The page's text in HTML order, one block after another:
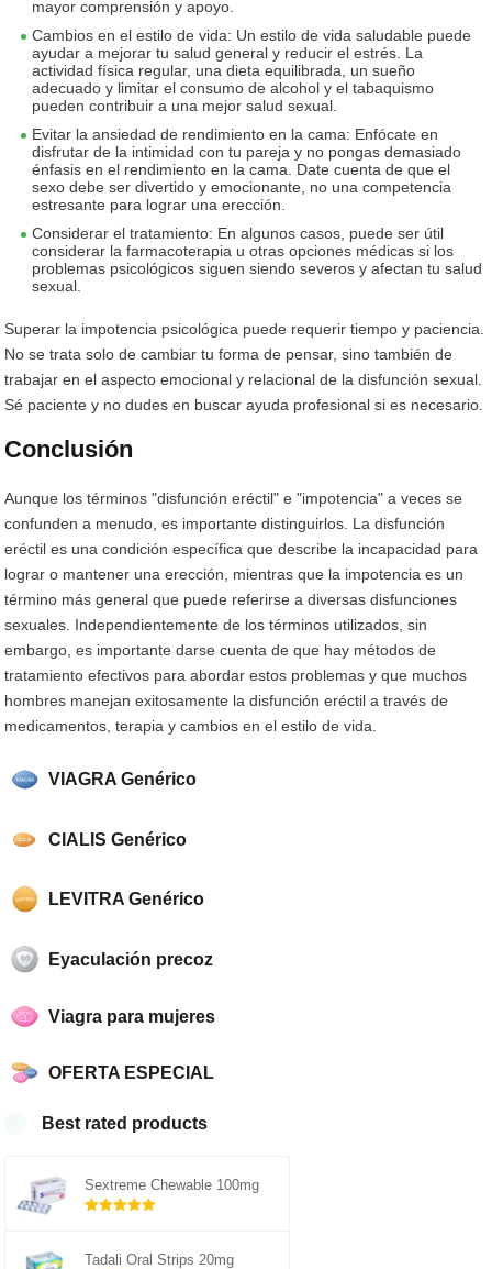
VIAGRA Genérico
CIALIS Genérico
LEVITRA Genérico
Eyaculación precoz
Viagra para mujeres
OFERTA ESPECIAL
Best rated products
Sextreme Chewable 100mg
Tadali Oral Strips 20mg
mayor comprensión y apoyo.
Cambios en el estilo de vida: Un estilo de vida saludable puede
ayudar a mejorar tu salud general y reducir el estrés. La
actividad física regular, una dieta equilibrada, un sueño
adecuado y limitar el consumo de alcohol y el tabaquismo
pueden contribuir a una mejor salud sexual.
Evitar la ansiedad de rendimiento en la cama: Enfócate en
disfrutar de la intimidad con tu pareja y no pongas demasiado
énfasis en el rendimiento en la cama. Date cuenta de que el
sexo debe ser divertido y emocionante, no una competencia
estresante para lograr una erección.
Considerar el tratamiento: En algunos casos, puede ser útil
considerar la farmacoterapia u otras opciones médicas si los
problemas psicológicos siguen siendo severos y afectan tu salud
sexual.
Superar la impotencia psicológica puede requerir tiempo y paciencia.
No se trata solo de cambiar tu forma de pensar, sino también de
trabajar en el aspecto emocional y relacional de la disfunción sexual.
Sé paciente y no dudes en buscar ayuda profesional si es necesario.
Conclusión
Aunque los términos "disfunción eréctil" e "impotencia" a veces se
confunden a menudo, es importante distinguirlos. La disfunción
eréctil es una condición específica que describe la incapacidad para
lograr o mantener una erección, mientras que la impotencia es un
término más general que puede referirse a diversas disfunciones
sexuales. Independientemente de los términos utilizados, sin
embargo, es importante darse cuenta de que hay métodos de
tratamiento efectivos para abordar estos problemas y que muchos
hombres manejan exitosamente la disfunción eréctil a través de
medicamentos, terapia y cambios en el estilo de vida.